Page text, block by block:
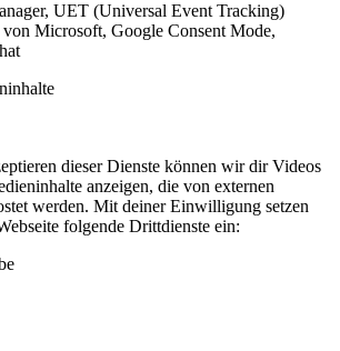
UET (Universal Event Tracking)
Microsoft, Google Consent Mode,
dieser Dienste können wir dir Videos
anzeigen, die von externen
werden. Mit deiner Einwilligung setzen
folgende Drittdienste ein: